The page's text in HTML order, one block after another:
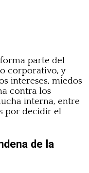
parte del
corporativo, y
intereses, miedos
contra los
interna, entre
por decidir el
de la